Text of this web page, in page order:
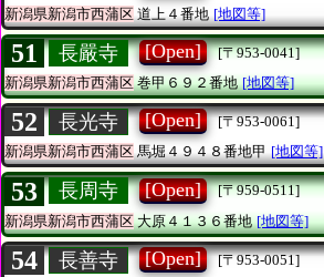
新潟県新潟市西蒲区 道上４番地 [地図等]
51 長嚴寺 [Open]
[〒953-0041]
新潟県新潟市西蒲区巻甲６９２番地 [地図等]
52 長光寺 [Open]
[〒953-0061]
新潟県新潟市西蒲区馬堀４９４８番地甲 [地図等]
53 長周寺 [Open]
[〒959-0511]
新潟県新潟市西蒲区大原４１３６番地 [地図等]
54 長善寺 [Open]
[〒953-0051]